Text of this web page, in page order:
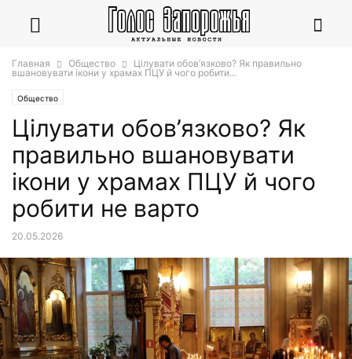
Главная Общество
Цілувати обов’язково? Як правильно
вшановувати ікони у храмах ПЦУ й чого робити...
Общество
Цілувати обов’язково? Як
правильно вшановувати
ікони у храмах ПЦУ й чого
робити не варто
20.05.2026